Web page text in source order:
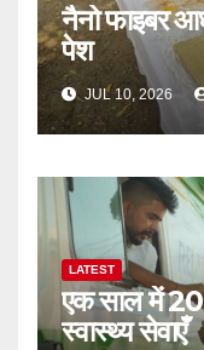
नैनो फाइबर
पेश
JUL 10, 2026
LATEST
एक साल में 20
स्वास्थ्य सेवाएँ